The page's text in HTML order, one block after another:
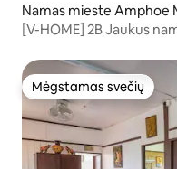
Namas mieste Amphoe
[V-HOME] 2B Jaukus
Mėgstamas svečių
Mėgstamas svečių